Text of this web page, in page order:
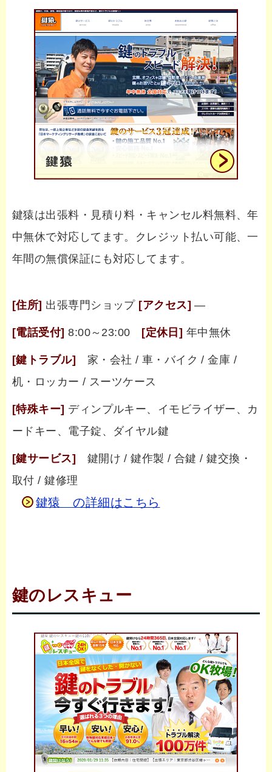
鍵猿は出張料・見積り料・キャンセル料無料、年
中無休で対応してます。クレジット払い可能、一
年間の無償保証にも対応してます。
[住所] 出張専門ショップ [アクセス] ―
[電話受付] 8:00～23:00 [定休日] 年中無休
[鍵トラブル]
家・会社 / 車・バイク / 金庫 /
机・ロッカー / スーツケース
[特殊キー] ディンプルキー、イモビライザー、カ
ードキー、電子錠、ダイヤル鍵
[鍵サービス]
鍵開け / 鍵作製 / 合鍵 / 鍵交換・
取付 / 鍵修理
鍵猿 の詳細はこちら
鍵のレスキュー